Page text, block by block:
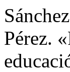
Pérez.